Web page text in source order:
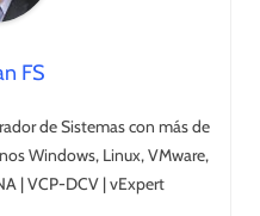
FS
de Sistemas con más de
Windows, Linux, VMware,
| VCP-DCV | vExpert